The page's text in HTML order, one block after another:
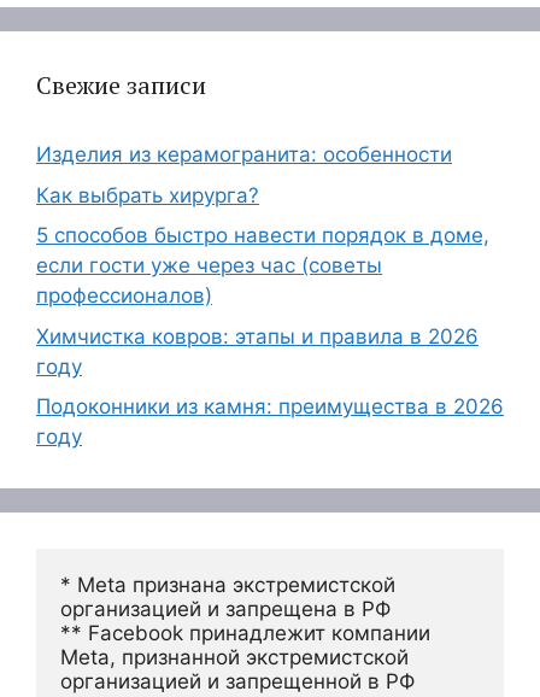
Свежие записи
Изделия из керамогранита: особенности
Как выбрать хирурга?
5 способов быстро навести порядок в доме,
если гости уже через час (советы
профессионалов)
Химчистка ковров: этапы и правила в 2026
году
Подоконники из камня: преимущества в 2026
году
* Meta признана экстремистской
организацией и запрещена в РФ
** Facebook принадлежит компании
Meta, признанной экстремистской
организацией и запрещенной в РФ